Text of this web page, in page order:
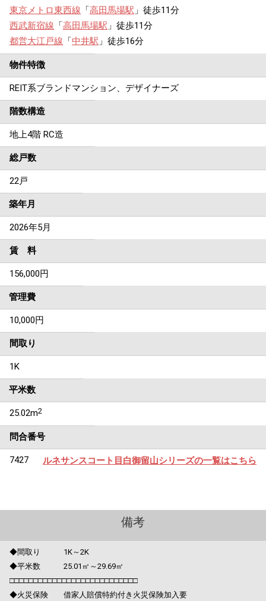
東京メトロ東西線 「高田馬場駅 」徒歩11分
西武新宿線 「高田馬場駅 」徒歩11分
都営大江戸線 「中井駅 」徒歩16分
物件特徴
REIT系ブランドマンション、デザイナーズ
階数構造
地上4階 RC造
総戸数
22戸
築年月
2026年5月
賃 料
156,000円
管理費
10,000円
間取り
1K
平米数
25.02m2
問合番号
7427 ルネサンスコート目白御留山シリーズの一覧はこちら
備考
◆間取り 1K～2K
◆平米数 25.01㎡～29.69㎡
□□□□□□□□□□□□□□□□□□□□□□□□□□□
◆火災保険 借家人賠償特約付き火災保険加入要